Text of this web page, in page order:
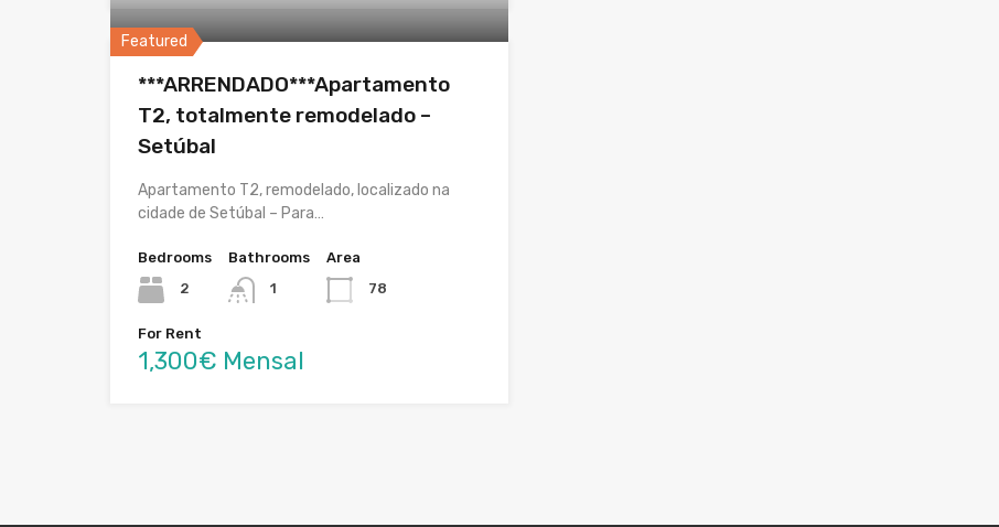
Featured
***ARRENDADO***Apartamento
T2, totalmente remodelado –
Setúbal
Apartamento T2, remodelado, localizado na
cidade de Setúbal – Para…
Bedrooms
2
Bathrooms
1
Area
78
For Rent
1,300€ Mensal